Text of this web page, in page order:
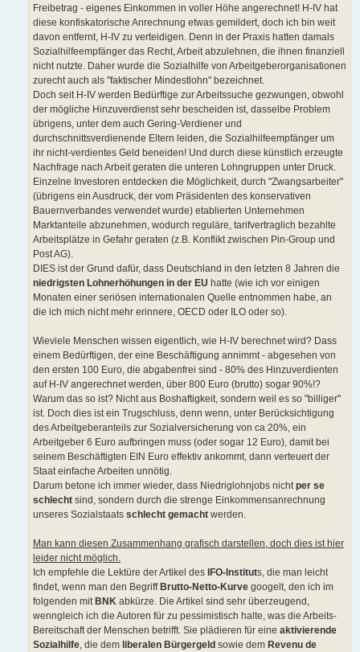
Freibetrag - eigenes Einkommen in voller Höhe angerechnet! H-IV hat
diese konfiskatorische Anrechnung etwas gemildert, doch ich bin weit
davon entfernt, H-IV zu verteidigen. Denn in der Praxis hatten damals
Sozialhilfeempfänger das Recht, Arbeit abzulehnen, die ihnen finanziell
nicht nutzte. Daher wurde die Sozialhilfe von Arbeitgeberorganisationen
zurecht auch als "faktischer Mindestlohn" bezeichnet.
Doch seit H-IV werden Bedürftige zur Arbeitssuche gezwungen, obwohl
der mögliche Hinzuverdienst sehr bescheiden ist, dasselbe Problem
übrigens, unter dem auch Gering-Verdiener und
durchschnittsverdienende Eltern leiden, die Sozialhilfeempfänger um
ihr nicht-verdientes Geld beneiden! Und durch diese künstlich erzeugte
Nachfrage nach Arbeit geraten die unteren Lohngruppen unter Druck.
Einzelne Investoren entdecken die Möglichkeit, durch "Zwangsarbeiter"
(übrigens ein Ausdruck, der vom Präsidenten des konservativen
Bauernverbandes verwendet wurde) etablierten Unternehmen
Marktanteile abzunehmen, wodurch reguläre, tarifvertraglich bezahlte
Arbeitsplätze in Gefahr geraten (z.B. Konflikt zwischen Pin-Group und
Post AG).
DIES ist der Grund dafür, dass Deutschland in den letzten 8 Jahren die
niedrigsten Lohnerhöhungen in der EU hatte (wie ich vor einigen
Monaten einer seriösen internationalen Quelle entnommen habe, an
die ich mich nicht mehr erinnere, OECD oder ILO oder so).
Wieviele Menschen wissen eigentlich, wie H-IV berechnet wird? Dass
einem Bedürftigen, der eine Beschäftigung annimmt - abgesehen von
den ersten 100 Euro, die abgabenfrei sind - 80% des Hinzuverdienten
auf H-IV angerechnet werden, über 800 Euro (brutto) sogar 90%!?
Warum das so ist? Nicht aus Boshaftigkeit, sondern weil es so "billiger"
ist. Doch dies ist ein Trugschluss, denn wenn, unter Berücksichtigung
des Arbeitgeberanteils zur Sozialversicherung von ca 20%, ein
Arbeitgeber 6 Euro aufbringen muss (oder sogar 12 Euro), damit bei
seinem Beschäftigten EIN Euro effektiv ankommt, dann verteuert der
Staat einfache Arbeiten unnötig.
Darum betone ich immer wieder, dass Niedriglohnjobs nichtper se
schlecht sind, sondern durch die strenge Einkommensanrechnung
unseres Sozialstaats schlecht gemacht werden.
Man kann diesen Zusammenhang grafisch darstellen, doch dies ist hier
leider nicht möglich.
Ich empfehle die Lektüre der Artikel des IFO-Instituts, die man leicht
findet, wenn man den Begriff Brutto-Netto-Kurve googelt, den ich im
folgenden mit BNK abkürze. Die Artikel sind sehr überzeugend,
wenngleich ich die Autoren für zu pessimistisch halte, was die Arbeits-
Bereitschaft der Menschen betrifft. Sie plädieren für eine aktivierende
Sozialhilfe, die dem liberalen Bürgergeld sowie dem Revenu de